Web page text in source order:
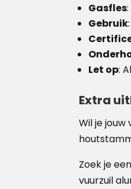
Gasfles
Gebruik
Let op:
Extra
Wil je
Zoek je
vuurzuil